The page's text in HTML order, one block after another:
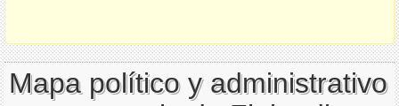
Mapa político y administrativo